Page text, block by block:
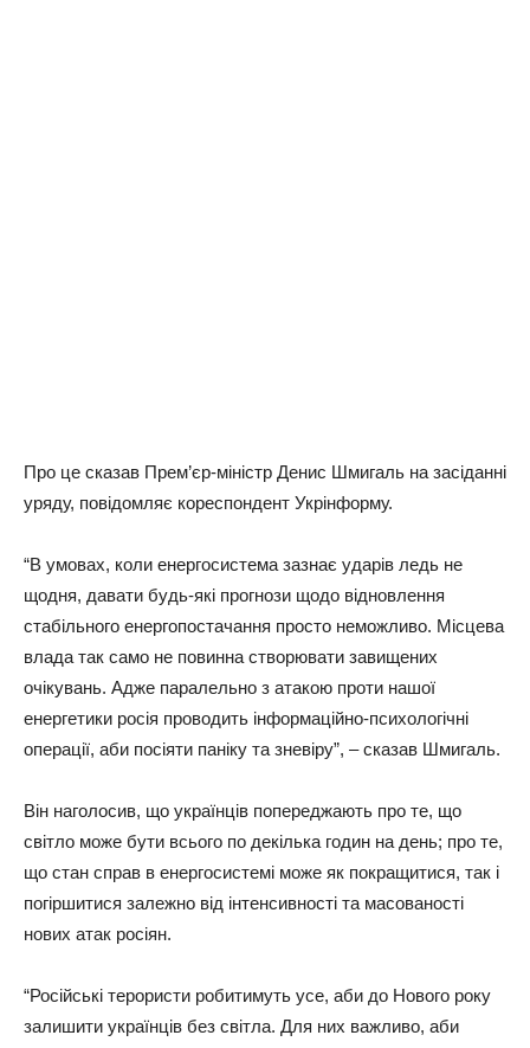
Про це сказав Прем’єр-міністр Денис Шмигаль на засіданні
уряду, повідомляє кореспондент Укрінформу.
“В умовах, коли енергосистема зазнає ударів ледь не
щодня, давати будь-які прогнози щодо відновлення
стабільного енергопостачання просто неможливо. Місцева
влада так само не повинна створювати завищених
очікувань. Адже паралельно з атакою проти нашої
енергетики росія проводить інформаційно-психологічні
операції, аби посіяти паніку та зневіру”, – сказав Шмигаль.
Він наголосив, що українців попереджають про те, що
світло може бути всього по декілька годин на день; про те,
що стан справ в енергосистемі може як покращитися, так і
погіршитися залежно від інтенсивності та масованості
нових атак росіян.
“Російські терористи робитимуть усе, аби до Нового року
залишити українців без світла. Для них важливо, аби